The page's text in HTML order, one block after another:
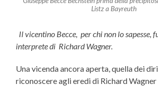
Listz a Bayreuth
Il vicentino Becce, per chi non lo sapesse,
interprete di Richard Wagner.
Una vicenda ancora aperta, quella dei
riconoscere agli eredi di Richard